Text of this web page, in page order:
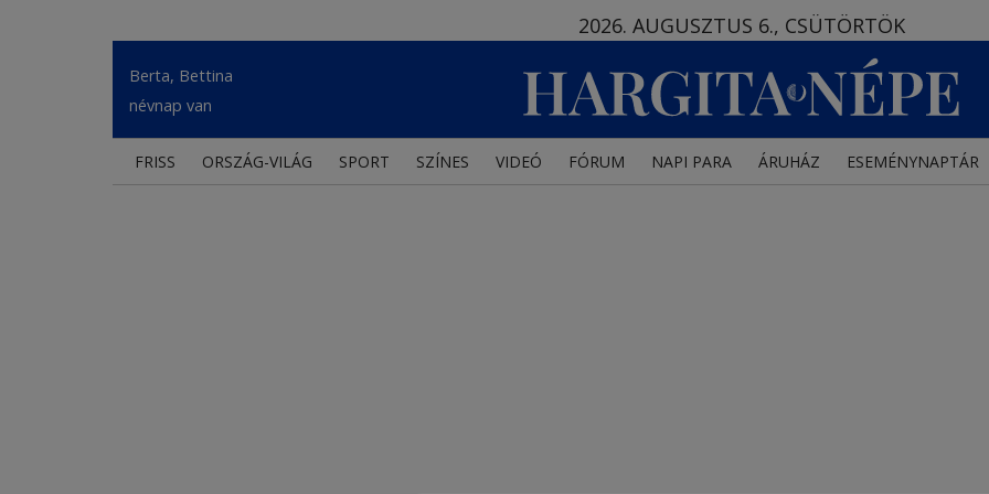
2026. AUGUSZTUS 6., CSÜTÖRTÖK
Berta, Bettina
névnap van
FRISS ORSZÁG-VILÁG SPORT SZÍNES VIDEÓ FÓRUM NAPI PARA ÁRUHÁZ ESEMÉNYNAPTÁR